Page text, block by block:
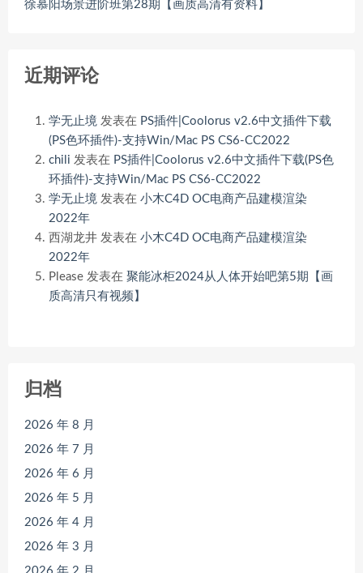
徐慕阳场景进阶班第28期【画质高清有资料】
近期评论
学无止境 发表在 PS插件|Coolorus v2.6中文插件下载
(PS色环插件)-支持Win/Mac PS CS6-CC2022
chili 发表在 PS插件|Coolorus v2.6中文插件下载(PS色
环插件)-支持Win/Mac PS CS6-CC2022
学无止境 发表在 小木C4D OC电商产品建模渲染
2022年
西湖龙井 发表在 小木C4D OC电商产品建模渲染
2022年
Please 发表在 聚能冰柜2024从人体开始吧第5期【画
质高清只有视频】
归档
2026 年 8 月
2026 年 7 月
2026 年 6 月
2026 年 5 月
2026 年 4 月
2026 年 3 月